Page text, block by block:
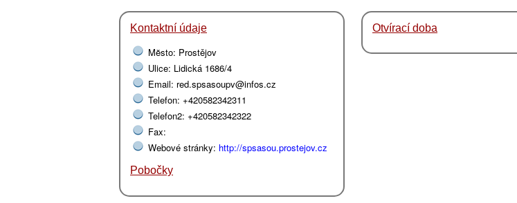
Kontaktní údaje
Mĕsto: Prostějov
Ulice: Lidická 1686/4
Email: red.spsasoupv@infos.cz
Telefon: +420582342311
Telefon2: +420582342322
Fax:
Webové stránky: http://spsasou.prostejov.cz
Pobočky
Otvírací doba